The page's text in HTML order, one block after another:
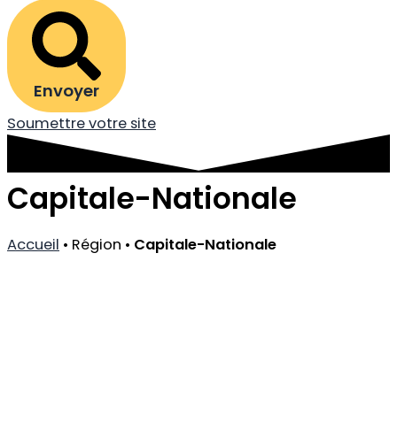
Envoyer
Soumettre votre site
Capitale-Nationale
Accueil • Région • Capitale-Nationale